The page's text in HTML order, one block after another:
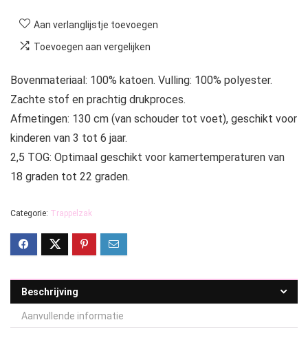
Aan verlanglijstje toevoegen
Toevoegen aan vergelijken
Bovenmateriaal: 100% katoen. Vulling: 100% polyester.
Zachte stof en prachtig drukproces.
Afmetingen: 130 cm (van schouder tot voet), geschikt voor
kinderen van 3 tot 6 jaar.
2,5 TOG: Optimaal geschikt voor kamertemperaturen van
18 graden tot 22 graden.
Categorie: Trappelzak
Beschrijving
Aanvullende informatie